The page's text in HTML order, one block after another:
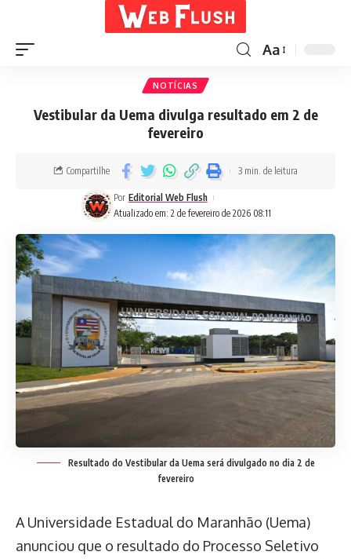
Aa
NOTÍCIAS
Vestibular da Uema divulga resultado em 2 de
fevereiro
Atualizado em: 2 de fevereiro de 2026 08:11
Por Editorial Web Flush
Compartilhe 3 min. de leitura
Resultado do Vestibular da Uema será divulgado no dia 2 de
fevereiro
A Universidade Estadual do Maranhão (Uema)
anunciou que o resultado do Processo Seletivo